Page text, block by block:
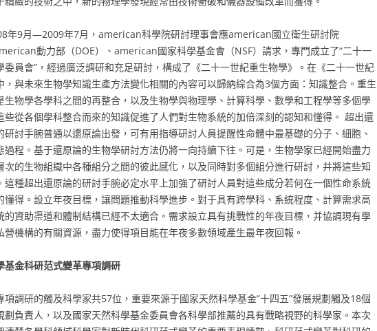
年9月—2009年7月，american科學院研討理事會應american國立衛生研討院
動力部（DOE）、american國家科學基金會（NSF）請求，專門成立了“二十一
委員會”，經過廣泛調研和充足研討，構成了《二十一世紀重生物學》。在《二十一世紀
，與未來生物學知識生產方法變化相關的內容可以歸納綜合為3個方面：知識整合。重生
生物學各學科之間的再整合，以及生物學與物理學、計算科學、數學和工程學等多個學
些從各個學科整合而來的知識促進了人們對生物系統的加倍深刻的認知和懂得。 超出還
研討手腕普通以還原論出發，可有用指導研討人員提醒性命體中最基礎的分子、細胞、
過程。基于還原論的生物學研討方法仍將一向持續下往。可是，生物學家已經開始盡力
次的生物組織中各種組分之間的彼此感化，以及同時對多個組分進行研討，并將這些知
這種超出還原論的研討手腕必定水平上加強了研討人員對這些成分若何在一個性命系統
懂得。設立年夜目標，讓問題推動科學進步。對于具有跨學科、系統程度、計算需求高
的資助渠道和體制結構已經不太適合。需求設立具有挑戰性的年夜目標，并協調現有學
營機構的有關資源，盡力使得項目能在年夜多數領域產生最年夜回報。
基金科研范式變革專項調研
項調研的觸及科學家共57位，重要來源于國家天然科學基金“十四五”發展規劃觸及18個
劃負責人，以及國家天然科學基金委員會各科學部推薦的具有戰略視野的科學家。本次